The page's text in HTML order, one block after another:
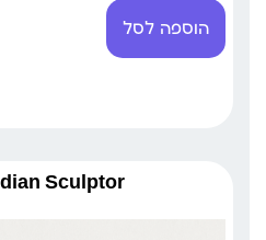
הוספה לסל
Sculptor